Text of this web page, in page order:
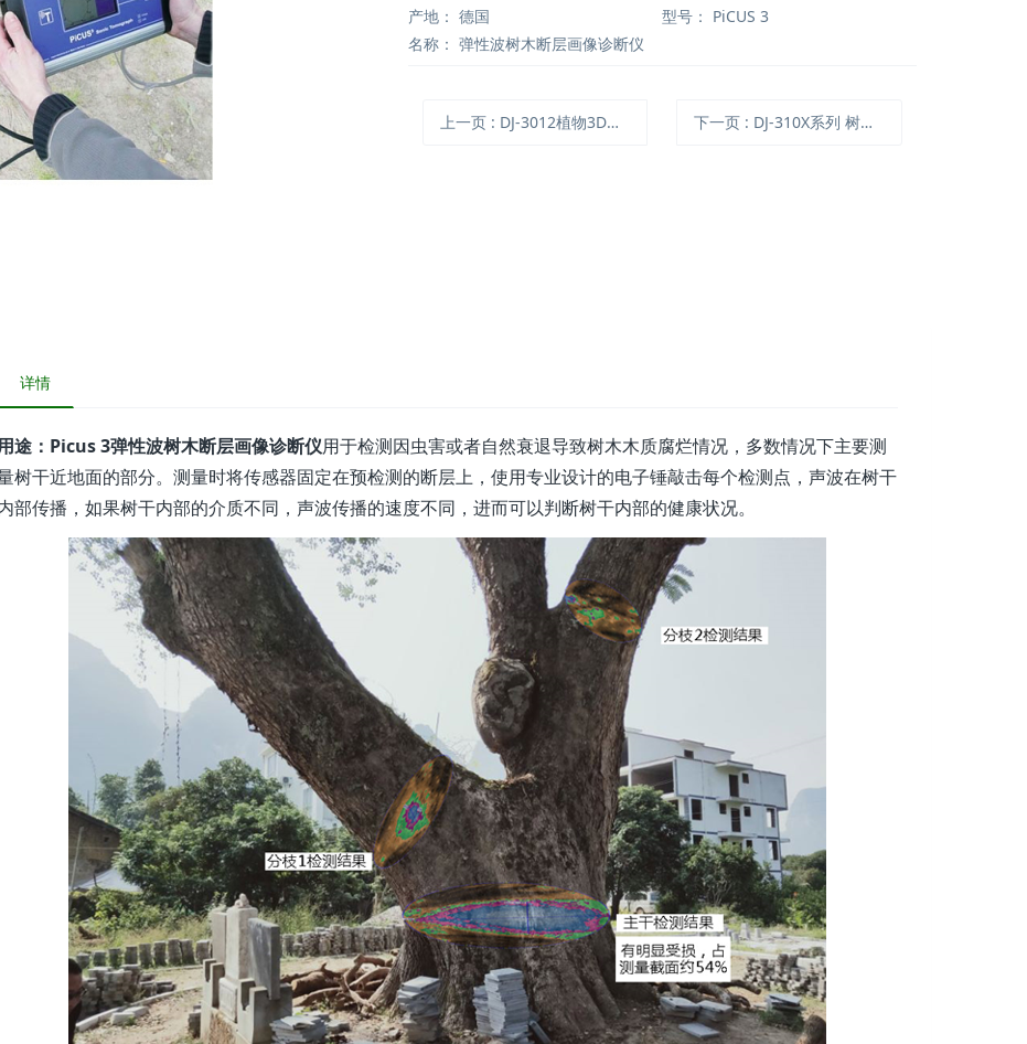
产地： 德国 型号： PiCUS 3
名称： 弹性波树木断层画像诊断仪
上一页 : DJ-3012植物3D根系生长监测系统 下一页 : DJ-310X系列 树木胸径生长测量环
详情
途：Picus 3弹性波树木断层画像诊断仪用于检测因虫害或者自然衰退导致树木木质腐烂情况，多数情况下主要测
树干近地面的部分。测量时将传感器固定在预检测的断层上，使用专业设计的电子锤敲击每个检测点，声波在树干
部传播，如果树干内部的介质不同，声波传播的速度不同，进而可以判断树干内部的健康状况。